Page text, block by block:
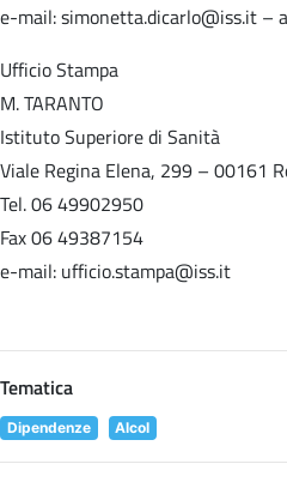
e-mail: simonetta.dicarlo@iss.it –
Ufficio Stampa
M. TARANTO
Istituto Superiore di Sanità
Viale Regina Elena, 299 – 00161
Tel. 06 49902950
Fax 06 49387154
e-mail: ufficio.stampa@iss.it
Tematica
Dipendenze Alcol